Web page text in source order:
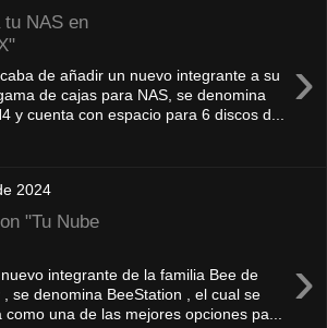
NAS en
›
de añadir un nuevo integrante a su
de cajas para NAS, se denomina
y cuenta con espacio para 6 discos d...
2024
"Tu Nube
›
integrante de la familia Bee de
, se denomina BeeStation , el cual se
como una de las mejores opciones pa...